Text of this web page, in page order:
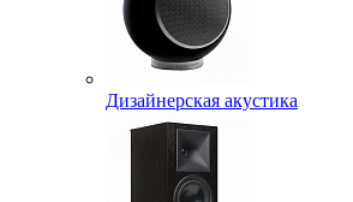
Дизайнерская акустика